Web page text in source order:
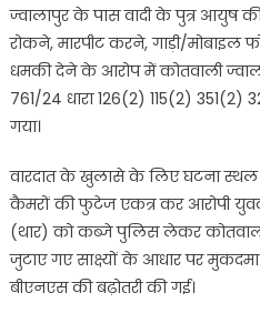
ज्वालापुर के पास वादी के पुत्र आयुष
रोकने, मारपीट करने, गाड़ी/मोबाइल
धमकी देने के आरोप में कोतवाली
761/24 धारा 126(2) 115(2)
गया।
वारदात के खुलासे के लिए घटना स्थल
कैमरों की फुटेज एकत्र कर आरोपी
(थार) को कब्जे पुलिस लेकर
जुटाए गए साक्ष्यों के आधार पर मुकदमा
बीएनएस की बढ़ोतरी की गई।